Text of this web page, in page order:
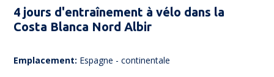
4 jours d'entraînement à vélo dans la
Costa Blanca Nord Albir
Emplacement: Espagne - continentale